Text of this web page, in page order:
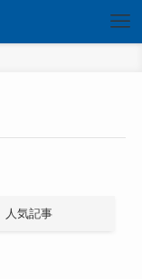
人気記事